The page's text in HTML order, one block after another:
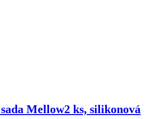
Mellow2 ks, silikonová